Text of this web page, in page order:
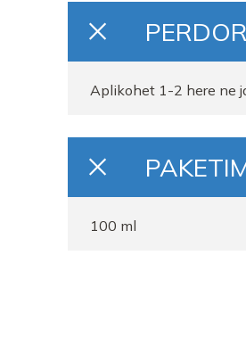
Aplikohet 1-2 here ne
100 ml